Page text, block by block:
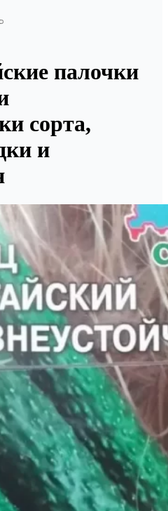
палочки
сорта,
и